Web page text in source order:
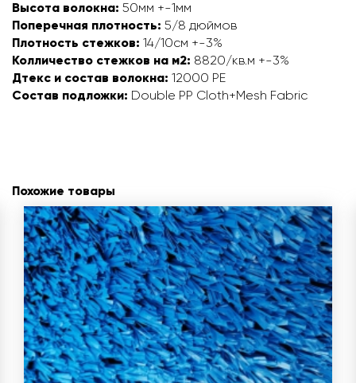
Высота волокна: 50мм +-1мм
Поперечная плотность: 5/8 дюймов
Плотность стежков: 14/10см +-3%
Колличество стежков на м2: 8820/кв.м +-3%
Дтекс и состав волокна: 12000 PE
Состав подложки: Double PP Cloth+Mesh Fabric
Похожие товары